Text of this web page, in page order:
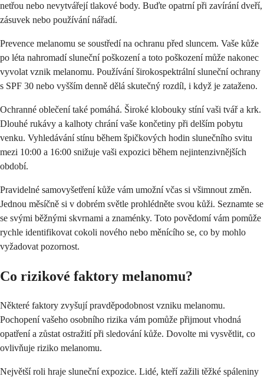
netřou nebo nevytvářejí tlakové body. Buďte opatrní při zavírání dveří,
zásuvek nebo používání nářadí.
Prevence melanomu se soustředí na ochranu před sluncem. Vaše kůže
po léta nahromadí sluneční poškození a toto poškození může nakonec
vyvolat vznik melanomu. Používání širokospektrální sluneční ochrany
s SPF 30 nebo vyšším denně dělá skutečný rozdíl, i když je zataženo.
Ochranné oblečení také pomáhá. Široké klobouky stíní vaši tvář a krk.
Dlouhé rukávy a kalhoty chrání vaše končetiny při delším pobytu
venku. Vyhledávání stínu během špičkových hodin slunečního svitu
mezi 10:00 a 16:00 snižuje vaši expozici během nejintenzivnějších
období.
Pravidelné samovyšetření kůže vám umožní včas si všimnout změn.
Jednou měsíčně si v dobrém světle prohlédněte svou kůži. Seznamte se
se svými běžnými skvrnami a znaménky. Toto povědomí vám pomůže
rychle identifikovat cokoli nového nebo měnícího se, co by mohlo
vyžadovat pozornost.
Co rizikové faktory melanomu?
Některé faktory zvyšují pravděpodobnost vzniku melanomu.
Pochopení vašeho osobního rizika vám pomůže přijmout vhodná
opatření a zůstat ostražití při sledování kůže. Dovolte mi vysvětlit, co
ovlivňuje riziko melanomu.
Největší roli hraje sluneční expozice. Lidé, kteří zažili těžké spáleniny